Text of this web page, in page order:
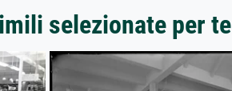
selezionate per te